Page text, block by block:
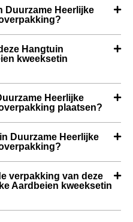
Duurzame Heerlijke
Hangtuin
kweeksetin
Heerlijke
plaatsen?
Duurzame Heerlijke
verpakking van deze
Aardbeien kweeksetin